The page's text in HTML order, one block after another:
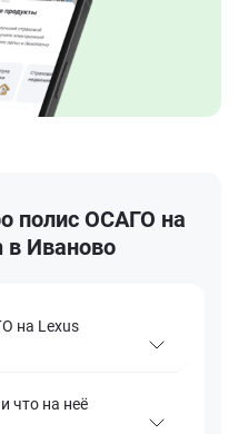
полис ОСАГО на
в Иваново
на Lexus
что на неё